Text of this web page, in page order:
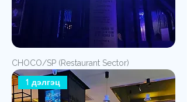
CHOCO/SP (Restaurant Sector)
1 дэлгэц